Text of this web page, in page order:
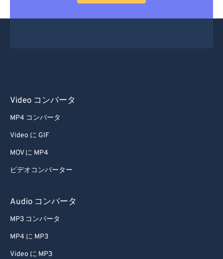
Video コンバータ
MP4 コンバータ
Video に GIF
MOV に MP4
ビデオコンバーター
Audio コンバータ
MP3 コンバータ
MP4 に MP3
Video に MP3